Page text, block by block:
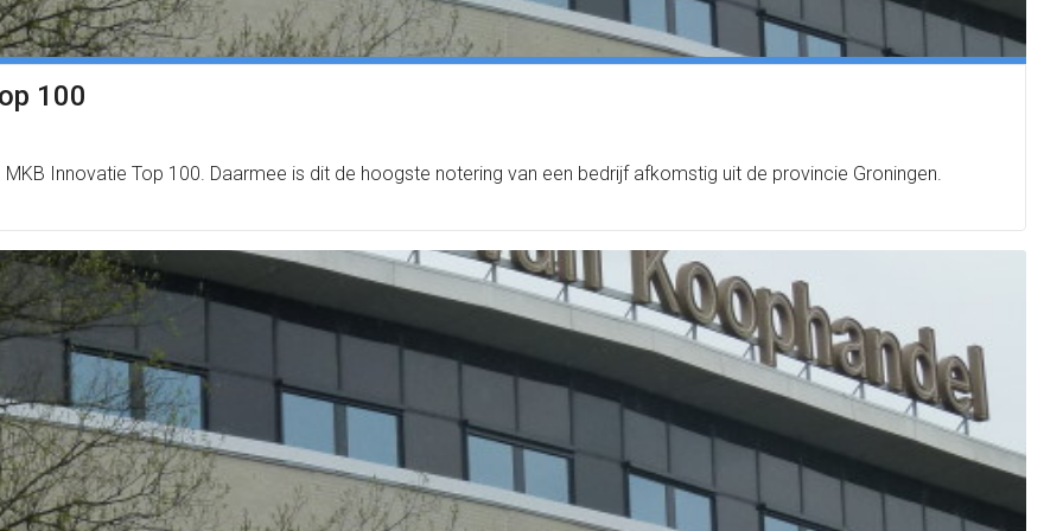
100
Innovatie Top 100. Daarmee is dit de hoogste notering van een bedrijf afkomstig uit de provincie Groningen.